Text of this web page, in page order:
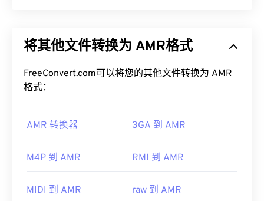
MPEG 文件几乎总是在操作系统的默认视频播放器中
打开。在 Windows 上，它会在
Windows Media
Player中打开。在 Mac 上，它会在QuickTime 中打
开。它不支持章节、字幕、副标题、元数据标签或菜
有时，打开 MPEG 文件需要使用第三方软件，例如
载 MPEG-2 视频解码器（DVD 解码器包）。如果其
开发者： 运动图像专家组 (MPEG)
此非常适合语音录制和广播。它常用于全球移动通信
如何打开 AMR 文件？
数3G 移动设备都可以打开它们。AMR 也可以使用
来打开。
可以打开 AMR 文件。您可以从SourceForge.net
将其他文件转换为 AMR格式
FreeConvert.com可以将您的其他文件转换为 AMR
格式：
AMR 转换器 3GA 到 AMR
M4P 到 AMR RMI 到 AMR
MIDI 到 AMR raw 到 AMR